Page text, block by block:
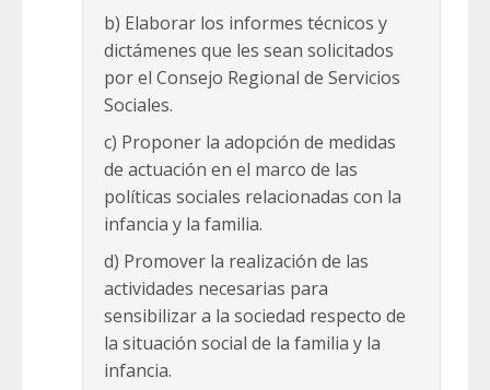
b) Elaborar los informes técnicos y
dictámenes que les sean solicitados
por el Consejo Regional de Servicios
Sociales.
c) Proponer la adopción de medidas
de actuación en el marco de las
políticas sociales relacionadas con la
infancia y la familia.
d) Promover la realización de las
actividades necesarias para
sensibilizar a la sociedad respecto de
la situación social de la familia y la
infancia.